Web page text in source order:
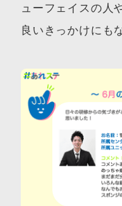
ューフェイスの人
良いきっかけにも